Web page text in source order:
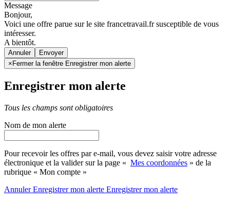
Message
Bonjour,
Voici une offre parue sur le site francetravail.fr susceptible de vous
intéresser.
A bientôt.
Annuler
× Fermer la fenêtre Enregistrer mon alerte
Enregistrer mon alerte
Tous les champs sont obligatoires
Nom de mon alerte
Pour recevoir les offres par e-mail, vous devez saisir votre adresse
électronique et la valider sur la page « Mes coordonnées » de la
rubrique « Mon compte »
AnnulerEnregistrer mon alerte Enregistrermon alerte